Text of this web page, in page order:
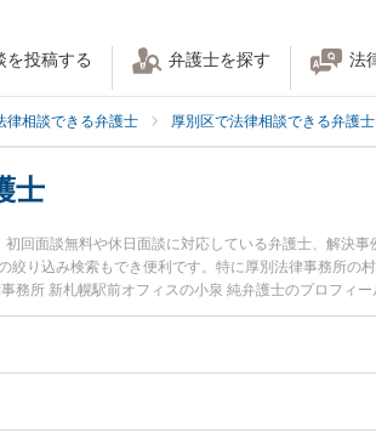
を投稿する 弁護士を探す 法
律相談できる弁護士 厚別区で法律相談できる弁護士
士
回面談無料や休日面談に対応している弁護士、解決
り込み検索もでき便利です。特に厚別法律事務所の
務所 新札幌駅前オフィスの小泉 純弁護士のプロフィ
に弁護士に相談したい』『家族信託のトラブル解決
たい』などでお困りの相談者さんにおすすめです。